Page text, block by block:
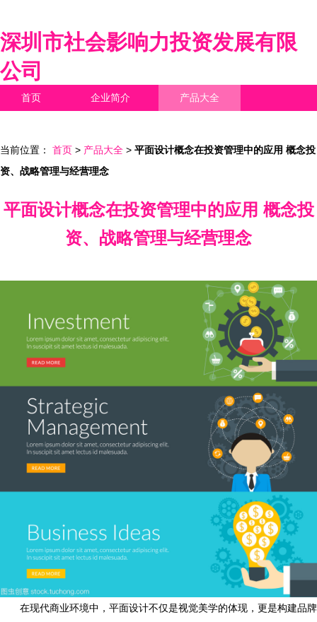
深圳市社会影响力投资发展有限
公司
首页 企业简介 产品大全
当前位置： 首页 > 产品大全 > 平面设计概念在投资管理中的应用 概念投
资、战略管理与经营理念
平面设计概念在投资管理中的应用 概念投
资、战略管理与经营理念
在现代商业环境中，平面设计不仅是视觉美学的体现，更是构建品牌